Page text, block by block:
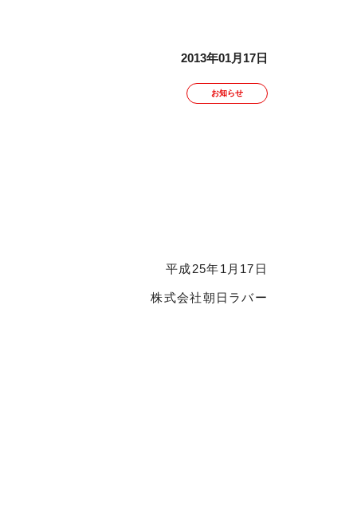
2013年01月17日
お知らせ
平成25年1月17日
株式会社朝日ラバー